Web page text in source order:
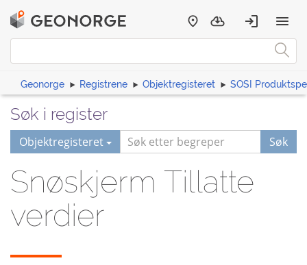
Geonorge Registrene Objektregisteret SOSI
Søk i register
Objektregisteret Søk
Snøskjerm Tillatte
verdier